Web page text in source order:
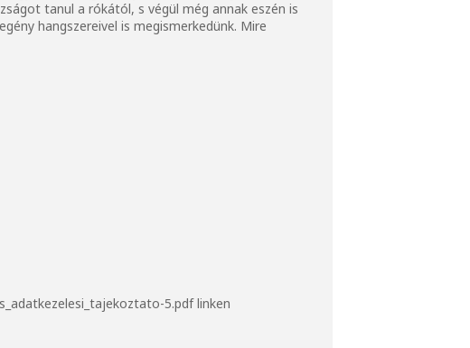
tanul a rókától, s végül még annak eszén is
hangszereivel is megismerkedünk. Mire
5.pdflinken